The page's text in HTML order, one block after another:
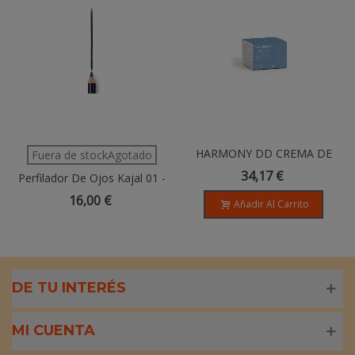
Fuera de stockAgotado
Perfilador De Ojos Kajal 01 -
Negro
16,00 €
HARMONY DD CREMA DE
DÍA - Pieles Sensibles - 50 G
34,17 €
Añadir Al Carrito
DE TU INTERÉS
MI CUENTA